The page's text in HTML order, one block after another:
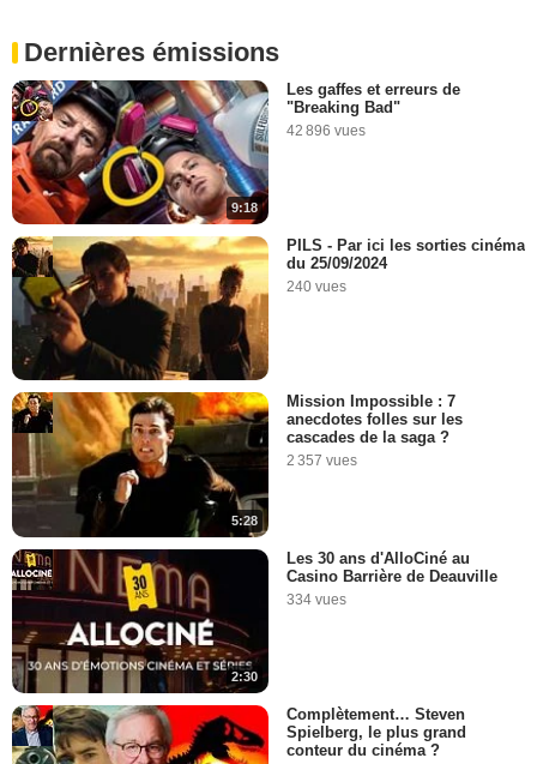
Dernières émissions
9:18
Les gaffes et erreurs de
"Breaking Bad"
42 896 vues
PILS - Par ici les sorties cinéma
du 25/09/2024
240 vues
5:28
Mission Impossible : 7
anecdotes folles sur les
cascades de la saga ?
2 357 vues
2:30
Les 30 ans d'AlloCiné au
Casino Barrière de Deauville
334 vues
Complètement… Steven
Spielberg, le plus grand
conteur du cinéma ?